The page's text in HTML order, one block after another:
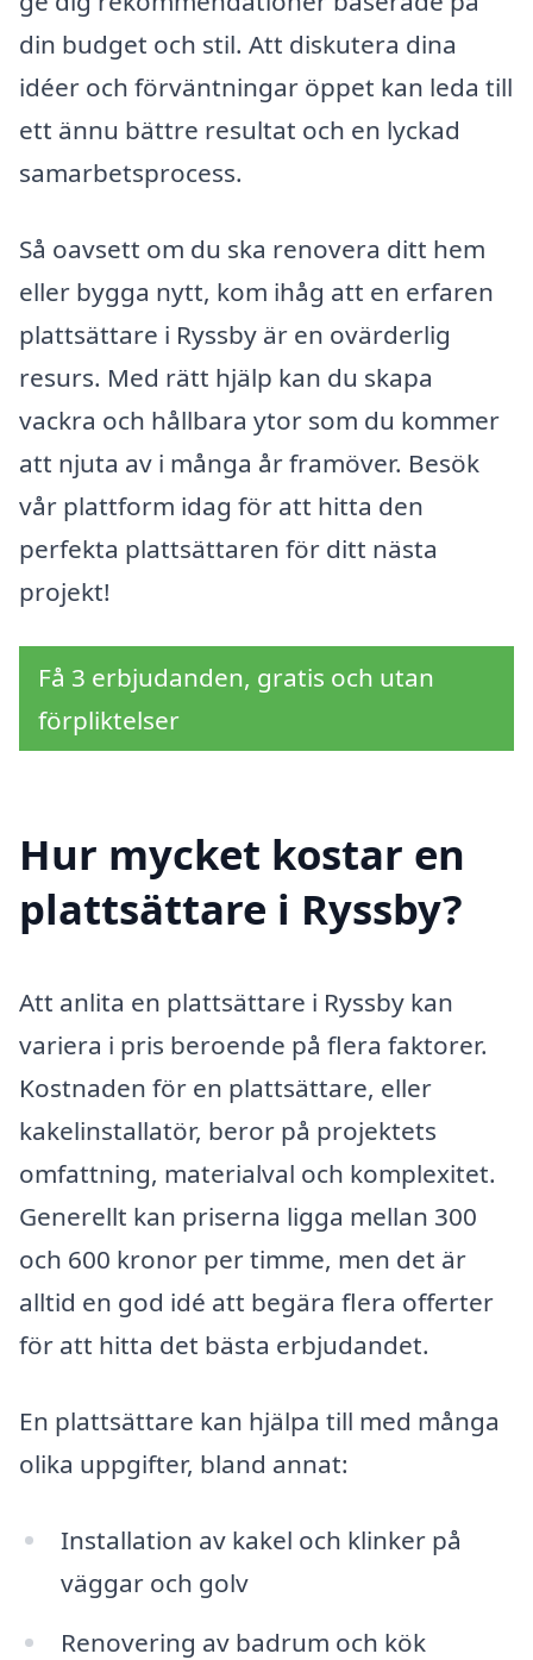
din budget och stil. Att diskutera dina
idéer och förväntningar öppet kan leda till
ett ännu bättre resultat och en lyckad
samarbetsprocess.
Så oavsett om du ska renovera ditt hem
eller bygga nytt, kom ihåg att en erfaren
plattsättare i Ryssby är en ovärderlig
resurs. Med rätt hjälp kan du skapa
vackra och hållbara ytor som du kommer
att njuta av i många år framöver. Besök
vår plattform idag för att hitta den
perfekta plattsättaren för ditt nästa
projekt!
Få 3 erbjudanden, gratis och utan
förpliktelser
Hur mycket kostar en
plattsättare i Ryssby?
Att anlita en plattsättare i Ryssby kan
variera i pris beroende på flera faktorer.
Kostnaden för en plattsättare, eller
kakelinstallatör, beror på projektets
omfattning, materialval och komplexitet.
Generellt kan priserna ligga mellan 300
och 600 kronor per timme, men det är
alltid en god idé att begära flera offerter
för att hitta det bästa erbjudandet.
En plattsättare kan hjälpa till med många
olika uppgifter, bland annat:
Installation av kakel och klinker på
väggar och golv
Renovering av badrum och kök